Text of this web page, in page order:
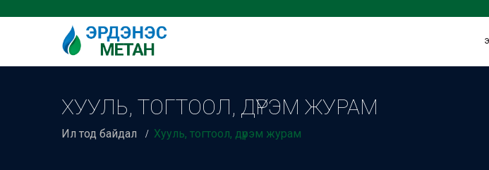
ХУУЛЬ, ТОГТООЛ, ДҮРЭМ ЖУРАМ
Ил тод байдал Хууль, тогтоол, дүрэм журам